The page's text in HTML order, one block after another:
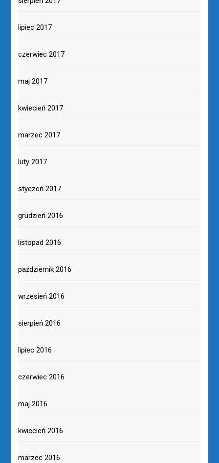
lipiec 2017
czerwiec 2017
maj 2017
kwiecień 2017
marzec 2017
luty 2017
styczeń 2017
grudzień 2016
listopad 2016
październik 2016
wrzesień 2016
sierpień 2016
lipiec 2016
czerwiec 2016
maj 2016
kwiecień 2016
marzec 2016